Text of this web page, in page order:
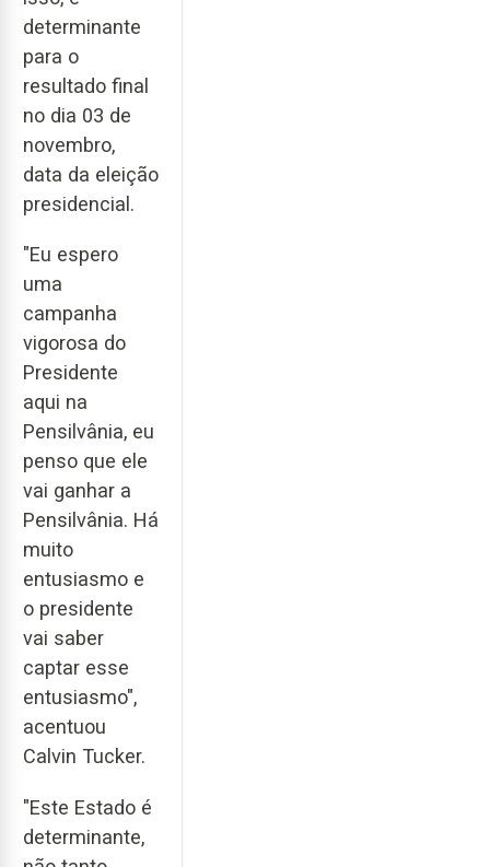
determinante
para o
resultado final
no dia 03 de
novembro,
data da eleição
presidencial.
"Eu espero
uma
campanha
vigorosa do
Presidente
aqui na
Pensilvânia, eu
penso que ele
vai ganhar a
Pensilvânia. Há
muito
entusiasmo e
o presidente
vai saber
captar esse
entusiasmo",
acentuou
Calvin Tucker.
"Este Estado é
determinante,